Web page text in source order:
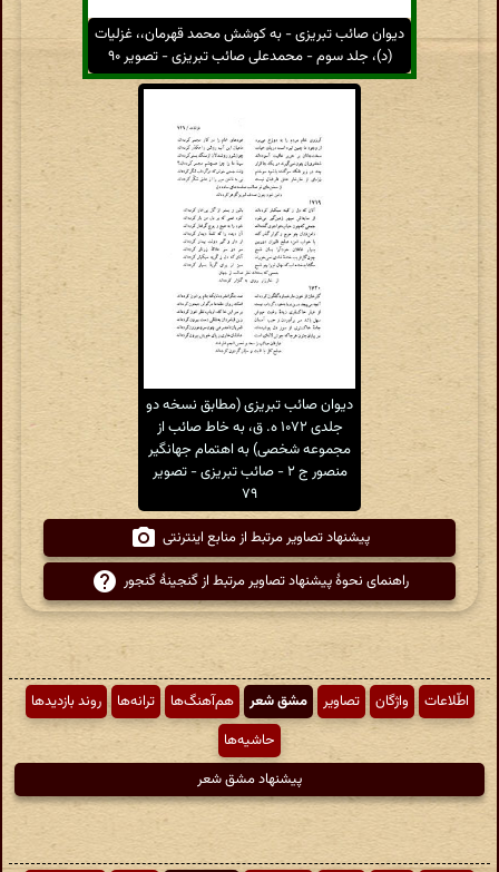
دیوان صائب تبریزی - به کوشش محمد قهرمان،، غزلیات
(د)، جلد سوم - محمدعلی صائب تبریزی - تصویر ۹۰
دیوان صائب تبریزی (مطابق نسخه دو
جلدی ۱۰۷۲ ه. ق، به خاط صائب از
مجموعه شخصی) به اهتمام جهانگیر
منصور ج ۲ - صائب تبریزی - تصویر
۷۹
پیشنهاد تصاویر مرتبط از منابع اینترنتی
راهنمای نحوهٔ پیشنهاد تصاویر مرتبط از گنجینهٔ گنجور
اطّلاعات واژگان تصاویر مشق شعر هم‌آهنگ‌ها ترانه‌ها
روند بازدیدها
حاشیه‌ها
پیشنهاد مشق شعر